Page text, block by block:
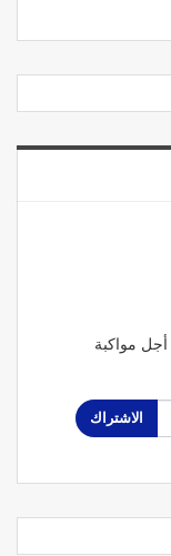
أجل مواكبة
الاشتراك